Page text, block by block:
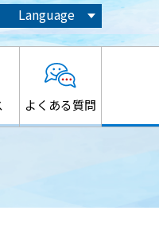
Language
よくある質問